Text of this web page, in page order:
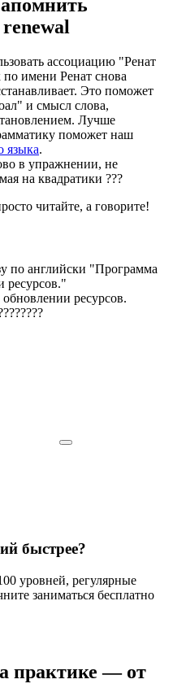
renewal
ассоциацию "Ренат
по имени Ренат снова
Это поможет
и смысл слова,
Лучше
поможет наш
языка.
в упражнении, не
на квадратики ???
читайте, а говорите!
по английски "Программа
ресурсов."
ресурсов.
???????
быстрее?
уровней, регулярные
заниматься бесплатно
практике — от